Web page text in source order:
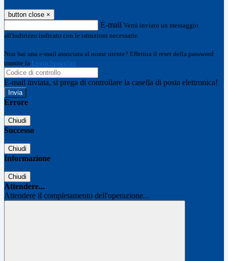
button close ×
E-mail Verrà inviato un messaggio
all'indirizzo indicato con le istruzioni necessarie.
Non hai una e-mail associata al nome utente? Effettua il reset della password
tramite la Login Spaggiari
E-mail inviata, si prega di controllare la casella di posta elettronica!
Errore
Chiudi
Successo
Chiudi
Informazione
Chiudi
Attendere...
Attendere il completamento dell'operazione...